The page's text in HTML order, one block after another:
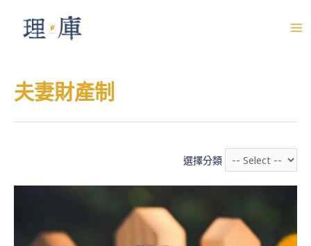
N
M
U
夫妻財產制
選擇分類